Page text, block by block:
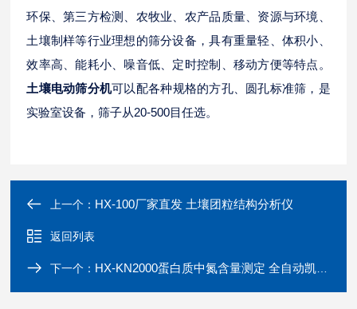
环保、第三方检测、农牧业、农产品质量、资源与环境、
土壤制样等行业理想的筛分设备，具有重量轻、体积小、
效率高、能耗小、噪音低、定时控制、移动方便等特点。
土壤电动筛分机可以配各种规格的方孔、圆孔标准筛，是
实验室设备，筛子从20-500目任选。
上一个： HX-100厂家直发 土壤团粒结构分析仪
返回列表
下一个： HX-KN2000蛋白质中氮含量测定 全自动凯氏定氮仪